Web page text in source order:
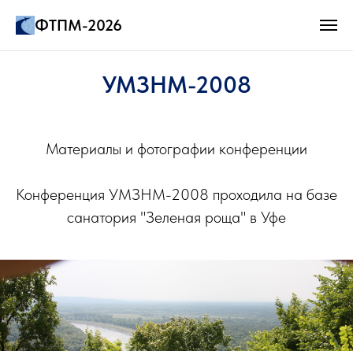
ФТПМ-2026
УМЗНМ-2008
Материалы и фотографии конференции
Конференция УМЗНМ-2008 проходила на базе
санатория "Зеленая роща" в Уфе